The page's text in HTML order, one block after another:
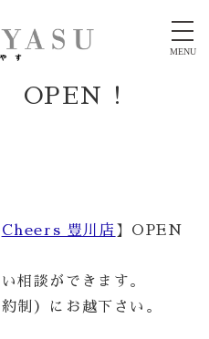
MENU
OPEN !
Cheers 豊川店 】OPEN
相談ができます。
制）にお越下さい。